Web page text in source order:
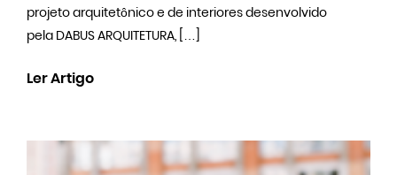
projeto arquitetônico e de interiores desenvolvido
pela DABUS ARQUITETURA, […]
Ler Artigo